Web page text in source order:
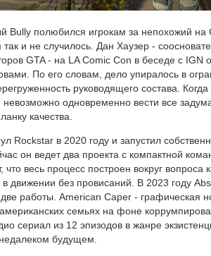
Bully полюбился игрокам за непохожий на
и не случилось. Дан Хаузер -
GTA - на LA Comic Con в беседе с IGN
По его словам, дело упиралось в
руководящего состава.
невозможно одновременно вести все
качества.
Rockstar в 2020 году и запустил
он ведет два проекта с компактной
что весь процесс построен вокруг вопроса
движении без провисаний. В 2023 году
работы. American Caper - графическая
семьях на фоне
сериал из 12 эпизодов в жанре
будущем.